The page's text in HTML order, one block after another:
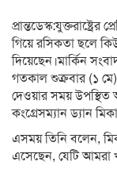
গিয়ে রসিকতা ছলে
দিয়েছেন।মার্কিন
গতকাল শুক্রবার (১ মে)
দেওয়ার সময় উপস্থিত
কংগ্রেসম্যান ড্যান
এসময় তিনি বলেন,
এসেছেন, যেটি আমরা